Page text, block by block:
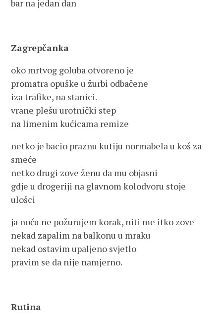
bar na jedan dan
Zagrepčanka
oko mrtvog goluba otvoreno je
promatra opuške u žurbi odbačene
iza trafike, na stanici.
vrane plešu urotnički step
na limenim kućicama remize
netko je bacio praznu kutiju normabela u koš za
smeće
netko drugi zove ženu da mu objasni
gdje u drogeriji na glavnom kolodvoru stoje
ulošci
ja noću ne požurujem korak, niti me itko zove
nekad zapalim na balkonu u mraku
nekad ostavim upaljeno svjetlo
pravim se da nije namjerno.
Rutina